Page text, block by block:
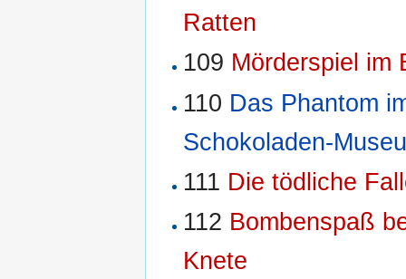
Ratten
109 Mörderspiel im
110 Das Phantom
Schokoladen-
111 Die tödliche
112 Bombenspaß
Knete